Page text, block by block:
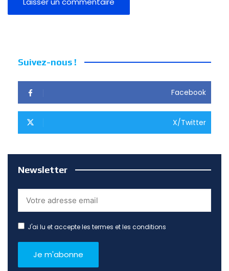
Suivez-nous !
Facebook
X/Twitter
Newsletter
J'ai lu et accepte les termes et les conditions